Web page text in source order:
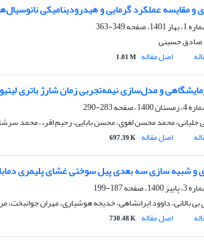
و مقایسه عملکرد گرمایی و هیدرودینامیکی
349-363
حسینی
اصل مقاله 1.01 M
و مدل‌سازی نیمه‌تجربی زمان شارژ باتری
283-290
جلیانی، محمد محسن لغوی، محسن بابایی، رحیم اقرء، محمد
اصل مقاله 697.39 K
شبیه سازی سه بعدی پیل سوختی غشای پلیمری
187-199
بی بالانی، داوود ایرانشاهی، خدیجه هوشیاری، مهران جوانبخت،
اصل مقاله 730.48 K